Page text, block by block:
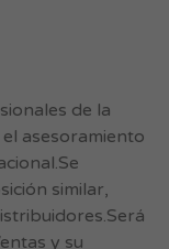
de la
asesoramiento
similar,
y su